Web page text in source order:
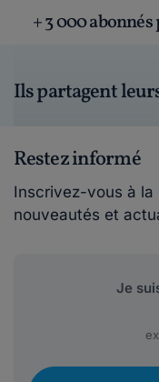
+ 3 000
Ils partagent
Restez informé
Inscrivez-vous à la
nouveautés et